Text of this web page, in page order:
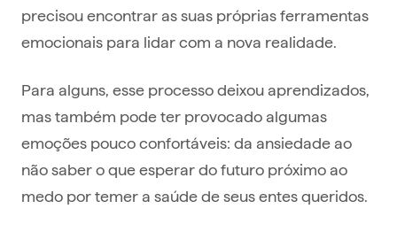
precisou encontrar as suas próprias ferramentas
emocionais para lidar com a nova realidade.
Para alguns, esse processo deixou aprendizados,
mas também pode ter provocado algumas
emoções pouco confortáveis: da ansiedade ao
não saber o que esperar do futuro próximo ao
medo por temer a saúde de seus entes queridos.